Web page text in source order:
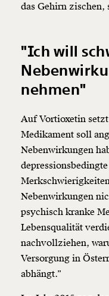
das Gehirn zischen,
"Ich will
nehmen"
Auf Vortioxetin
Medikament soll
Nebenwirkungen
Nebenwirkungen
psychisch kranke
Lebensqualität
nachvollziehen,
Versorgung in
abhängt.”